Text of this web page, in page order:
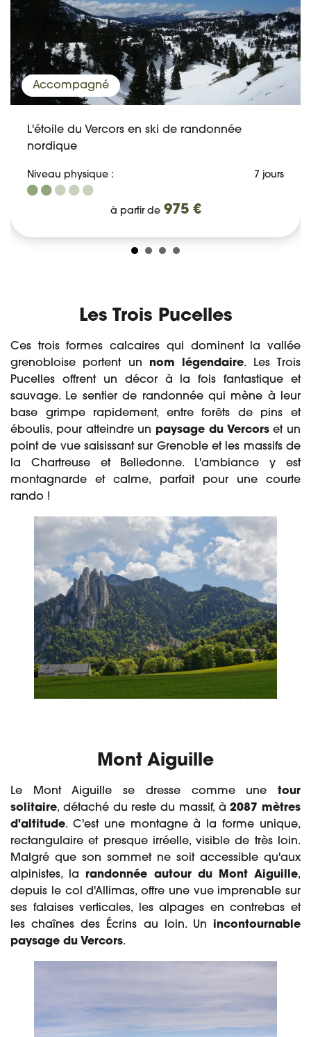
Accompagné
L'étoile du Vercors en ski de randonnée
nordique
Niveau physique : 7 jours
à partir de 975 €
Les Trois Pucelles
Ces trois formes calcaires qui dominent la vallée
grenobloise portent un nom légendaire. Les Trois
Pucelles offrent un décor à la fois fantastique et
sauvage. Le sentier de randonnée qui mène à leur
base grimpe rapidement, entre forêts de pins et
éboulis, pour atteindre un paysage du Vercorset un
point de vue saisissant sur Grenoble et les massifs de
la Chartreuse et Belledonne. L'ambiance y est
montagnarde et calme, parfait pour une courte
rando !
Mont Aiguille
Le Mont Aiguille se dresse comme une tour
solitaire, détaché du reste du massif, à 2087 mètres
d'altitude. C'est une montagne à la forme unique,
rectangulaire et presque irréelle, visible de très loin.
Malgré que son sommet ne soit accessible qu'aux
alpinistes, la randonnée autour du Mont Aiguille,
depuis le col d'Allimas, offre une vue imprenable sur
ses falaises verticales, les alpages en contrebas et
les chaînes des Écrins au loin. Un incontournable
paysage du Vercors.